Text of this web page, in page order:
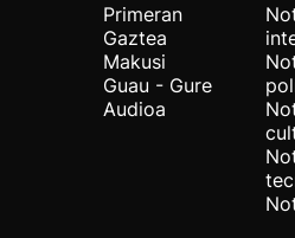
Primeran
Gaztea
Makusi
Guau - Gure
Audioa